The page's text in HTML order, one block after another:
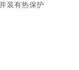
装有热保护